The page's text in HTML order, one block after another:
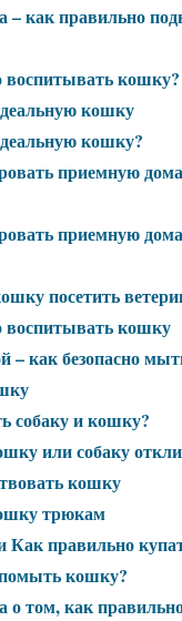
– как правильно
кошку?
кошку
кошку?
приемную
приемную
посетить
воспитывать кошку
– как безопасно
собаку и кошку?
или собаку
кошку
трюкам
Как правильно
кошку?
о том, как